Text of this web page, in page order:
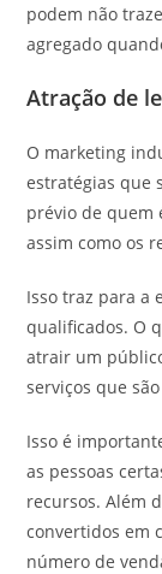
podem não
agregado
Atração de
O marketing
estratégias que
prévio de quem
assim como os
Isso traz para a
qualificados. O
atrair um
serviços que
Isso é
as pessoas
recursos. Além
convertidos em
número de